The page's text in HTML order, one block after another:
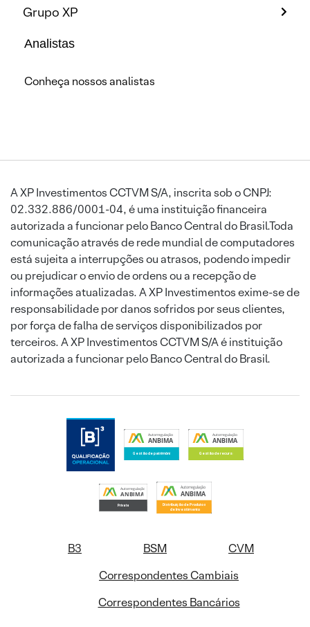
Grupo XP
Analistas
Conheça nossos analistas
A XP Investimentos CCTVM S/A, inscrita sob o CNPJ:
02.332.886/0001-04, é uma instituição financeira
autorizada a funcionar pelo Banco Central do Brasil.Toda
comunicação através de rede mundial de computadores
está sujeita a interrupções ou atrasos, podendo impedir
ou prejudicar o envio de ordens ou a recepção de
informações atualizadas. A XP Investimentos exime-se de
responsabilidade por danos sofridos por seus clientes,
por força de falha de serviços disponibilizados por
terceiros. A XP Investimentos CCTVM S/A é instituição
autorizada a funcionar pelo Banco Central do Brasil.
B3 BSM
CVM
Correspondentes Cambiais
Correspondentes Bancários